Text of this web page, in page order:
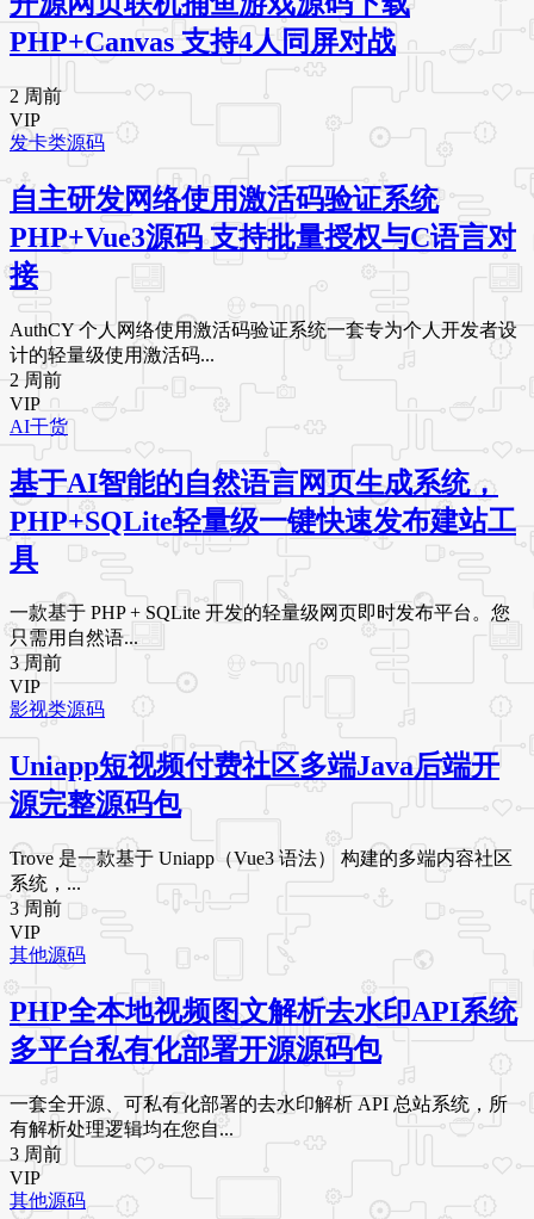
PHP+Canvas 支持4人同屏对战
2 周前
VIP
发卡类源码
自主研发网络使用激活码验证系统
PHP+Vue3源码 支持批量授权与C语言对
接
AuthCY 个人网络使用激活码验证系统一套专为个人开发者设
计的轻量级使用激活码...
2 周前
VIP
AI干货
基于AI智能的自然语言网页生成系统，
PHP+SQLite轻量级一键快速发布建站工
具
一款基于 PHP + SQLite 开发的轻量级网页即时发布平台。您
只需用自然语...
3 周前
VIP
影视类源码
Uniapp短视频付费社区多端Java后端开
源完整源码包
Trove 是一款基于 Uniapp（Vue3 语法） 构建的多端内容社区
系统，...
3 周前
VIP
其他源码
PHP全本地视频图文解析去水印API系统
多平台私有化部署开源源码包
一套全开源、可私有化部署的去水印解析 API 总站系统，所
有解析处理逻辑均在您自...
3 周前
VIP
其他源码